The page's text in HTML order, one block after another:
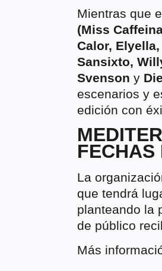
Mientras que
(Miss
Calor,
Sansixto,
Svenson y
escenarios y
edición con
FECHAS
La
que tendrá
planteando la
de público
Más